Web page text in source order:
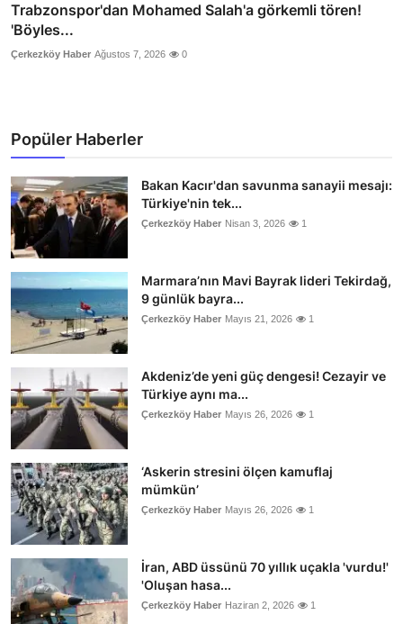
Trabzonspor'dan Mohamed Salah'a görkemli tören!
'Böyles...
Çerkezköy Haber Ağustos 7, 2026 0
Popüler Haberler
Bakan Kacır'dan savunma sanayii mesajı:
Türkiye'nin tek...
Çerkezköy Haber Nisan 3, 2026 1
Marmara’nın Mavi Bayrak lideri Tekirdağ,
9 günlük bayra...
Çerkezköy Haber Mayıs 21, 2026 1
Akdeniz’de yeni güç dengesi! Cezayir ve
Türkiye aynı ma...
Çerkezköy Haber Mayıs 26, 2026 1
‘Askerin stresini ölçen kamuflaj
mümkün’
Çerkezköy Haber Mayıs 26, 2026 1
İran, ABD üssünü 70 yıllık uçakla 'vurdu!'
'Oluşan hasa...
Çerkezköy Haber Haziran 2, 2026 1